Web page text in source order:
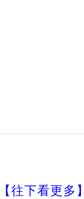
【往下看更多】